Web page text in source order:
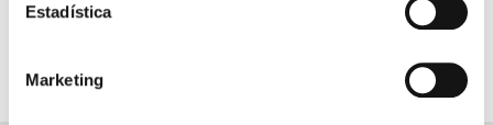
Estadística
Marketing
Charles Castillo